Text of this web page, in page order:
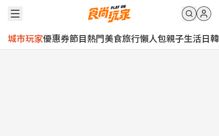
城市玩家優惠券節目熱門美食旅行懶人包親子生活日韓